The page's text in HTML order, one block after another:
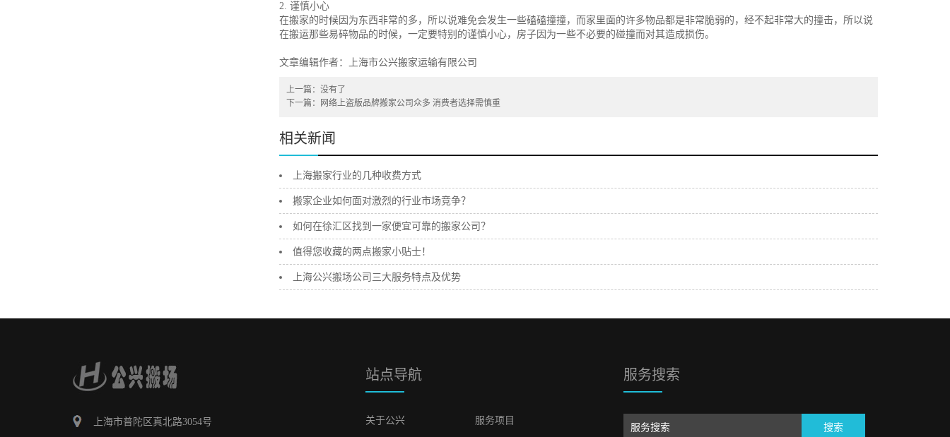
2. 谨慎小心
在搬家的时候因为东西非常的多，所以说难免会发生一些磕磕撞撞，而家里面的许多物品都是非常脆弱的，经不起非常大的撞击，所以说
在搬运那些易碎物品的时候，一定要特别的谨慎小心，房子因为一些不必要的碰撞而对其造成损伤。
文章编辑作者：上海市公兴搬家运输有限公司
上一篇：没有了
下一篇：
网络上盗版品牌搬家公司众多 消费者选择需慎重
相关新闻
上海搬家行业的几种收费方式
搬家企业如何面对激烈的行业市场竞争？
如何在徐汇区找到一家便宜可靠的搬家公司？
值得您收藏的两点搬家小贴士！
上海公兴搬场公司三大服务特点及优势
上海市普陀区真北路3054号
站点导航
关于公兴 服务项目
服务搜索
搜索